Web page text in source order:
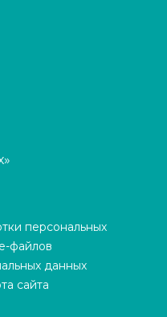
персональных
файлов
данных
сайта